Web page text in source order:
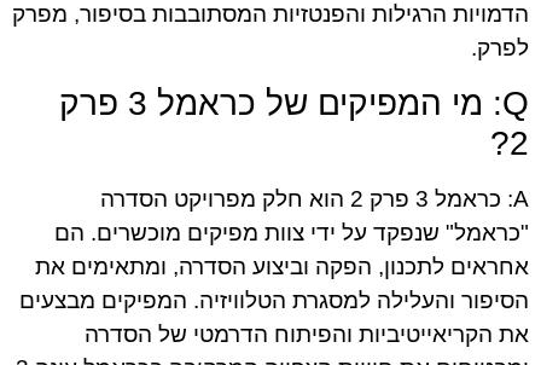
הדמויות הרגילות והפנטזיות המסתובבות בסיפור, מפרק
לפרק.
Q: מי המפיקים של כראמל 3 פרק
2?
A: כראמל 3 פרק 2 הוא חלק מפרויקט הסדרה
"כראמל" שנפקד על ידי צוות מפיקים מוכשרים. הם
אחראים לתכנון, הפקה וביצוע הסדרה, ומתאימים את
הסיפור והעלילה למסגרת הטלוויזיה. המפיקים מבצעים
את הקריאייטיביות והפיתוח הדרמטי של הסדרה